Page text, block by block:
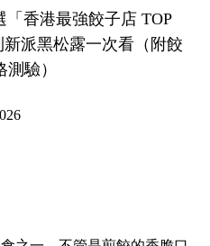
「香港最強餃子店 TOP
派黑松露一次看（附餃
驗）